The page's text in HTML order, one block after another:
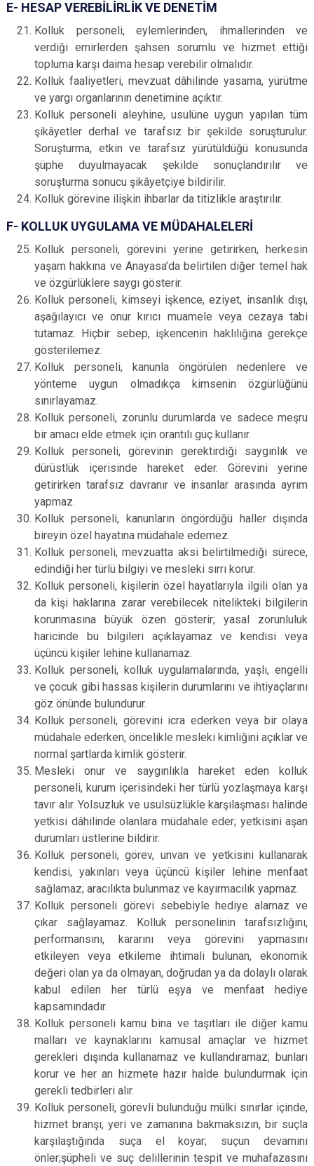
E- HESAP VEREBİLİRLİK VE DENETİM
Kolluk personeli, eylemlerinden, ihmallerinden ve
verdiği emirlerden şahsen sorumlu ve hizmet ettiği
topluma karşı daima hesap verebilir olmalıdır.
Kolluk faaliyetleri, mevzuat dâhilinde yasama, yürütme
ve yargı organlarının denetimine açıktır.
Kolluk personeli aleyhine, usulüne uygun yapılan tüm
şikâyetler derhal ve tarafsız bir şekilde soruşturulur.
Soruşturma, etkin ve tarafsız yürütüldüğü konusunda
şüphe duyulmayacak şekilde sonuçlandırılır ve
soruşturma sonucu şikâyetçiye bildirilir.
Kolluk görevine ilişkin ihbarlar da titizlikle araştırılır.
F- KOLLUK UYGULAMA VE MÜDAHALELERİ
Kolluk personeli, görevini yerine getirirken, herkesin
yaşam hakkına ve Anayasa’da belirtilen diğer temel hak
ve özgürlüklere saygı gösterir.
Kolluk personeli, kimseyi işkence, eziyet, insanlık dışı,
aşağılayıcı ve onur kırıcı muamele veya cezaya tabi
tutamaz. Hiçbir sebep, işkencenin haklılığına gerekçe
gösterilemez.
Kolluk personeli, kanunla öngörülen nedenlere ve
yönteme uygun olmadıkça kimsenin özgürlüğünü
sınırlayamaz.
Kolluk personeli, zorunlu durumlarda ve sadece meşru
bir amacı elde etmek için orantılı güç kullanır.
Kolluk personeli, görevinin gerektirdiği saygınlık ve
dürüstlük içerisinde hareket eder. Görevini yerine
getirirken tarafsız davranır ve insanlar arasında ayrım
yapmaz.
Kolluk personeli, kanunların öngördüğü haller dışında
bireyin özel hayatına müdahale edemez.
Kolluk personeli, mevzuatta aksi belirtilmediği sürece,
edindiği her türlü bilgiyi ve mesleki sırrı korur.
Kolluk personeli, kişilerin özel hayatlarıyla ilgili olan ya
da kişi haklarına zarar verebilecek nitelikteki bilgilerin
korunmasına büyük özen gösterir; yasal zorunluluk
haricinde bu bilgileri açıklayamaz ve kendisi veya
üçüncü kişiler lehine kullanamaz.
Kolluk personeli, kolluk uygulamalarında, yaşlı, engelli
ve çocuk gibi hassas kişilerin durumlarını ve ihtiyaçlarını
göz önünde bulundurur.
Kolluk personeli, görevini icra ederken veya bir olaya
müdahale ederken, öncelikle mesleki kimliğini açıklar ve
normal şartlarda kimlik gösterir.
Mesleki onur ve saygınlıkla hareket eden kolluk
personeli, kurum içerisindeki her türlü yozlaşmaya karşı
tavır alır. Yolsuzluk ve usulsüzlükle karşılaşması halinde
yetkisi dâhilinde olanlara müdahale eder; yetkisini aşan
durumları üstlerine bildirir.
Kolluk personeli, görev, unvan ve yetkisini kullanarak
kendisi, yakınları veya üçüncü kişiler lehine menfaat
sağlamaz; aracılıkta bulunmaz ve kayırmacılık yapmaz.
Kolluk personeli görevi sebebiyle hediye alamaz ve
çıkar sağlayamaz. Kolluk personelinin tarafsızlığını,
performansını, kararını veya görevini yapmasını
etkileyen veya etkileme ihtimali bulunan, ekonomik
değeri olan ya da olmayan, doğrudan ya da dolaylı olarak
kabul edilen her türlü eşya ve menfaat hediye
kapsamındadır.
Kolluk personeli kamu bina ve taşıtları ile diğer kamu
malları ve kaynaklarını kamusal amaçlar ve hizmet
gerekleri dışında kullanamaz ve kullandıramaz; bunları
korur ve her an hizmete hazır halde bulundurmak için
gerekli tedbirleri alır.
Kolluk personeli, görevli bulunduğu mülki sınırlar içinde,
hizmet branşı, yeri ve zamanına bakmaksızın, bir suçla
karşılaştığında suça el koyar; suçun devamını
önler;şüpheli ve suç delillerinin tespit ve muhafazasını